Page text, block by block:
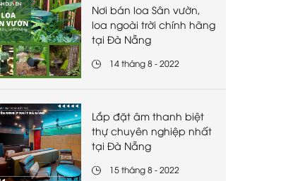
Nơi bán loa Sân vườn,
loa ngoài trời chính hãng
tại Đà Nẵng
14 tháng 8 - 2022
Lắp đặt âm thanh biệt
thự chuyên nghiệp nhất
tại Đà Nẵng
15 tháng 8 - 2022